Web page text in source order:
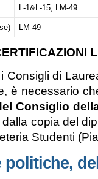
L-1&L-15, LM-49
LM-49
Consigli di
è necessario
Consiglio
copia del
Studenti